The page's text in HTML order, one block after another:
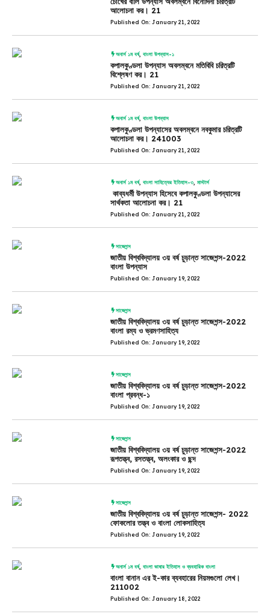
আলোচনা কর। 21
Published On: January 21, 2022
অনার্স ১ম বর্ষ,বাংলা উপন্যাস-১
কপালকুণ্ডলা উপন্যাস অবলম্বনে মতিবিবি চরিত্রটি
বিশ্লেষণ কর। 21
Published On: January 21, 2022
অনার্স ১ম বর্ষ,বাংলা উপন্যাস
কপালকুণ্ডলা উপন্যাসের অবলম্বনে নবকুমার চরিত্রটি
আলোচনা কর। 241003
Published On: January 21, 2022
অনার্স ১ম বর্ষ,বাংলা সাহিত্যের ইতিহাস-৩ ,মাস্টার্স
কাব্যধর্মী উপন্যাস হিসেবে কপালকুণ্ডলা উপন্যাসের
সার্থকতা আলোচনা কর। 21
Published On: January 21, 2022
সাজেশন্স
জাতীয় বিশ্ববিদ্যালয় ৩য় বর্ষ চুড়ান্ত সাজেশন্স-2022
বাংলা উপন্যাস
Published On: January 19, 2022
সাজেশন্স
জাতীয় বিশ্ববিদ্যালয় ৩য় বর্ষ চুড়ান্ত সাজেশন্স-2022
বাংলা রম্য ও ভ্রমণসাহিত্য
Published On: January 19, 2022
সাজেশন্স
জাতীয় বিশ্ববিদ্যালয় ৩য় বর্ষ চুড়ান্ত সাজেশন্স-2022
বাংলা প্রবন্ধ-১
Published On: January 19, 2022
সাজেশন্স
জাতীয় বিশ্ববিদ্যালয় ৩য় বর্ষ চুড়ান্ত সাজেশন্স-2022
রূপতত্ত্ব, রসতত্ত্ব, অলংকার ও ছন্দ
Published On: January 19, 2022
সাজেশন্স
জাতীয় বিশ্ববিদ্যালয় ৩য় বর্ষ চুড়ান্ত সাজেশন্স- 2022
ফোকলোর তত্ত্ব ও বাংলা লোকসাহিত্য
Published On: January 19, 2022
অনার্স ১ম বর্ষ,বাংলা ভাষার ইতিহাস ও ব্যবহারিক বাংলা
বাংলা বানান এর ই-কার ব্যবহারের নিয়মগুলো লেখ।
211002
Published On: January 18, 2022